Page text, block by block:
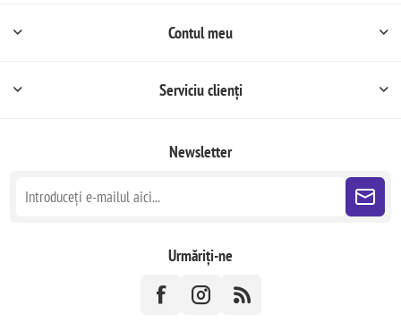
Contul meu
Serviciu clienți
Newsletter
Urmăriți-ne